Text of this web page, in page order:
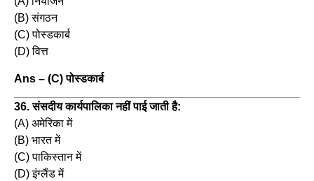
(B) संगठन
(C) पोस्डकार्ब
(D) वित्त
Ans – (C) पोस्डकार्ब
36. संसदीय कार्यपालिका नहीं पाई जाती है:
(A) अमेरिका में
(B) भारत में
(C) पाकिस्तान में
(D) इंग्लैंड में